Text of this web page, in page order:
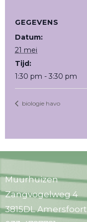
GEGEVENS
Datum:
21 mei
Tijd:
1:30 pm - 3:30 pm
biologie havo
Muurhuizen
Zangvogelweg 4
3815DL Amersfoort